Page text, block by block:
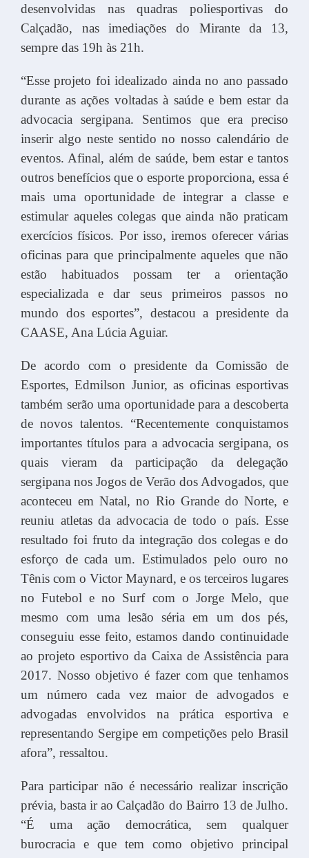
desenvolvidas nas quadras poliesportivas do
Calçadão, nas imediações do Mirante da 13,
sempre das 19h às 21h.
“Esse projeto foi idealizado ainda no ano passado
durante as ações voltadas à saúde e bem estar da
advocacia sergipana. Sentimos que era preciso
inserir algo neste sentido no nosso calendário de
eventos. Afinal, além de saúde, bem estar e tantos
outros benefícios que o esporte proporciona, essa é
mais uma oportunidade de integrar a classe e
estimular aqueles colegas que ainda não praticam
exercícios físicos. Por isso, iremos oferecer várias
oficinas para que principalmente aqueles que não
estão habituados possam ter a orientação
especializada e dar seus primeiros passos no
mundo dos esportes”, destacou a presidente da
CAASE, Ana Lúcia Aguiar.
De acordo com o presidente da Comissão de
Esportes, Edmilson Junior, as oficinas esportivas
também serão uma oportunidade para a descoberta
de novos talentos. “Recentemente conquistamos
importantes títulos para a advocacia sergipana, os
quais vieram da participação da delegação
sergipana nos Jogos de Verão dos Advogados, que
aconteceu em Natal, no Rio Grande do Norte, e
reuniu atletas da advocacia de todo o país. Esse
resultado foi fruto da integração dos colegas e do
esforço de cada um. Estimulados pelo ouro no
Tênis com o Victor Maynard, e os terceiros lugares
no Futebol e no Surf com o Jorge Melo, que
mesmo com uma lesão séria em um dos pés,
conseguiu esse feito, estamos dando continuidade
ao projeto esportivo da Caixa de Assistência para
2017. Nosso objetivo é fazer com que tenhamos
um número cada vez maior de advogados e
advogadas envolvidos na prática esportiva e
representando Sergipe em competições pelo Brasil
afora”, ressaltou.
Para participar não é necessário realizar inscrição
prévia, basta ir ao Calçadão do Bairro 13 de Julho.
“É uma ação democrática, sem qualquer
burocracia e que tem como objetivo principal